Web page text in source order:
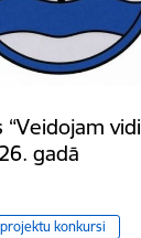
gadā
konkursi